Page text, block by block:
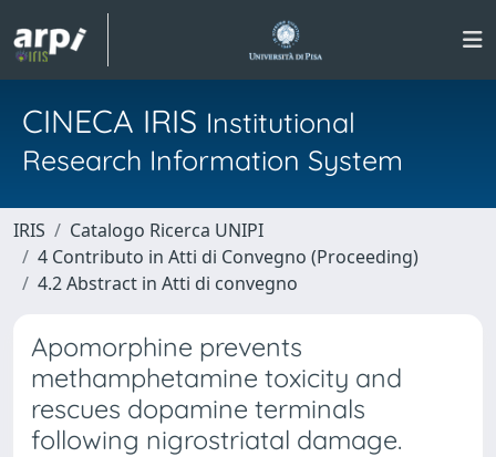
CINECA IRIS Institutional
Research Information System
IRIS
Catalogo Ricerca UNIPI
4 Contributo in Atti di Convegno (Proceeding)
4.2 Abstract in Atti di convegno
Apomorphine prevents
methamphetamine toxicity and
rescues dopamine terminals
following nigrostriatal damage.